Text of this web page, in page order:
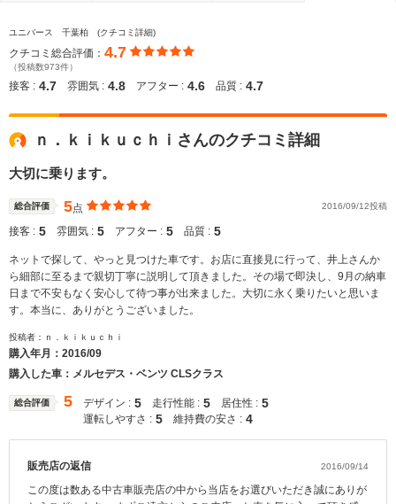
ユニバース 千葉柏 (クチコミ詳細)
クチコミ総合評価： 4.7
（投稿数973件）
接客 : 4.7 雰囲気 : 4.8 アフター : 4.6 品質 : 4.7
ｎ．ｋｉｋｕｃｈｉさんのクチコミ詳細
大切に乗ります。
総合評価 5点 2016/09/12投稿
接客 : 5 雰囲気 : 5 アフター : 5 品質 : 5
ネットで探して、やっと見つけた車です。お店に直接見に行って、井上さんか
ら細部に至るまで親切丁寧に説明して頂きました。その場で即決し、9月の納車
日まで不安もなく安心して待つ事が出来ました。大切に永く乗りたいと思いま
す。本当に、ありがとうございました。
投稿者：ｎ．ｋｉｋｕｃｈｉ
購入年月： 2016/09
購入した車：メルセデス・ベンツ CLSクラス
総合評価 5 デザイン : 5 走行性能 : 5 居住性 : 5
運転しやすさ : 5 維持費の安さ : 4
販売店の返信 2016/09/14
この度は数ある中古車販売店の中から当店をお選びいただき誠にありが